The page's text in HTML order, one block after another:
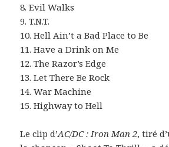
8. Evil Walks
9. T.N.T.
10. Hell Ain’t a Bad Place to Be
11. Have a Drink on Me
12. The Razor’s Edge
13. Let There Be Rock
14. War Machine
15. Highway to Hell
Le clip d’AC/DC : Iron Man 2, tiré